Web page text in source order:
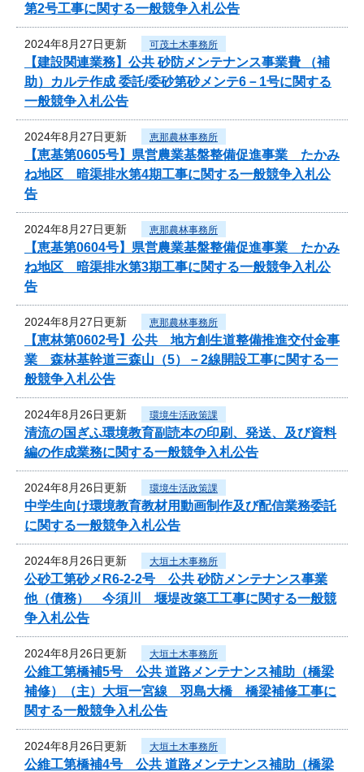
第2号工事に関する一般競争入札公告
2024年8月27日更新 可茂土木事務所
【建設関連業務】公共 砂防メンテナンス事業費 （補
助）カルテ作成 委託/委砂第砂メンテ6－1号に関する
一般競争入札公告
2024年8月27日更新 恵那農林事務所
【恵基第0605号】県営農業基盤整備促進事業 たかみ
ね地区 暗渠排水第4期工事に関する一般競争入札公
告
2024年8月27日更新 恵那農林事務所
【恵基第0604号】県営農業基盤整備促進事業 たかみ
ね地区 暗渠排水第3期工事に関する一般競争入札公
告
2024年8月27日更新 恵那農林事務所
【恵林第0602号】公共 地方創生道整備推進交付金事
業 森林基幹道三森山（5）－2線開設工事に関する一
般競争入札公告
2024年8月26日更新 環境生活政策課
清流の国ぎふ環境教育副読本の印刷、発送、及び資料
編の作成業務に関する一般競争入札公告
2024年8月26日更新 環境生活政策課
中学生向け環境教育教材用動画制作及び配信業務委託
に関する一般競争入札公告
2024年8月26日更新 大垣土木事務所
公砂工第砂メR6-2-2号 公共 砂防メンテナンス事業
他（債務） 今須川 堰堤改築工工事に関する一般競
争入札公告
2024年8月26日更新 大垣土木事務所
公維工第橋補5号 公共 道路メンテナンス補助（橋梁
補修）（主）大垣一宮線 羽島大橋 橋梁補修工事に
関する一般競争入札公告
2024年8月26日更新 大垣土木事務所
公維工第橋補4号 公共 道路メンテナンス補助（橋梁